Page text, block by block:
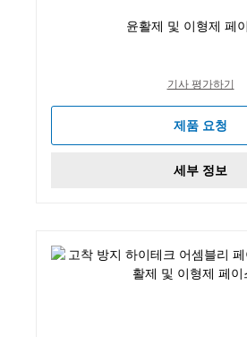
윤활제 및 이형제 페
기사 평가하기
제품 요청
세부 정보